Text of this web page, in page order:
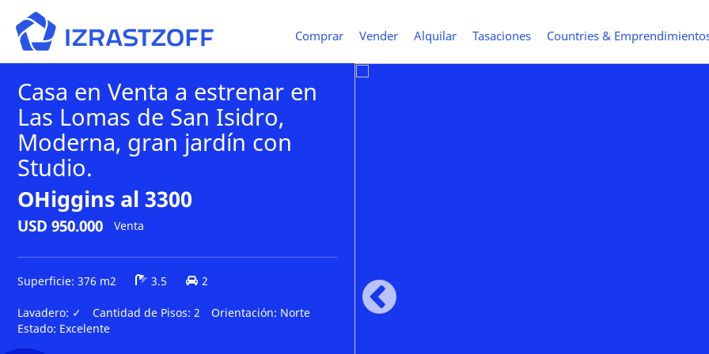
Comprar Vender Alquilar Tasaciones Countries &
Casa en Venta a estrenar en
Las Lomas de San Isidro,
Moderna, gran jardín con
Studio.
OHiggins al 3300
USD 950.000 Venta
Superficie: 376 m2 3.5 2
Lavadero: ✓ Cantidad de Pisos:2 Orientación: Norte
Estado: Excelente